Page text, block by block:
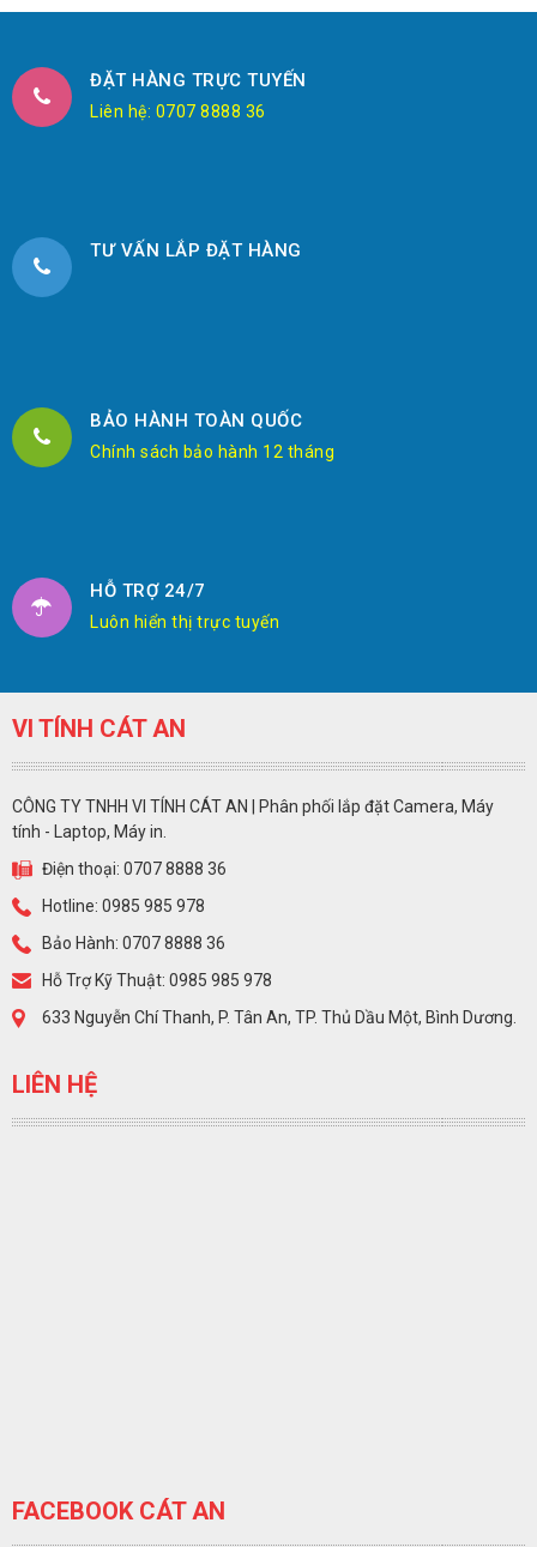
ĐẶT HÀNG TRỰC TUYẾN
Liên hệ: 0707 8888 36
TƯ VẤN LẮP ĐẶT HÀNG
BẢO HÀNH TOÀN QUỐC
Chính sách bảo hành 12 tháng
HỖ TRỢ 24/7
Luôn hiển thị trực tuyến
VI TÍNH CÁT AN
CÔNG TY TNHH VI TÍNH CÁT AN | Phân phối lắp đặt Camera, Máy
tính - Laptop, Máy in.
Điện thoại: 0707 8888 36
Hotline: 0985 985 978
Bảo Hành: 0707 8888 36
Hỗ Trợ Kỹ Thuật: 0985 985 978
633 Nguyễn Chí Thanh, P. Tân An, TP. Thủ Dầu Một, Bình Dương.
LIÊN HỆ
FACEBOOK CÁT AN